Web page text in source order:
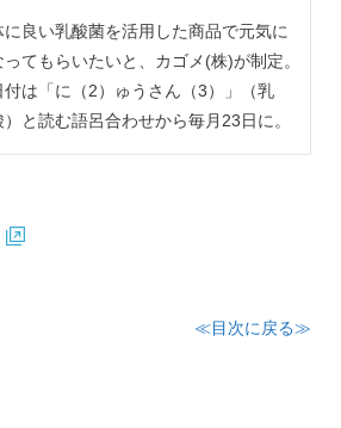
に良い乳酸菌を活用した商品で元気に
ってもらいたいと、カゴメ(株)が制定。
付は「に（2）ゅうさん（3）」（乳
）と読む語呂合わせから毎月23日に。
≪目次に戻る≫